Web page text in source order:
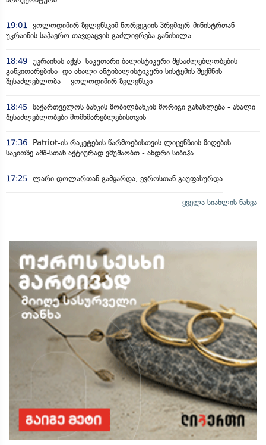
19:01 ვოლოდიმირ ზელენსკიმ ნორვეგიის პრემიერ-მინისტრთან
უკრაინის საჰაერო თავდაცვის გაძლიერება განიხილა
18:49 უკრაინას აქვს საკუთარი ბალისტიკური შესაძლებლობების
განვითარებისა და ახალი ანტიბალისტიკური სისტემის შექმნის
შესაძლებლობა - ვოლოდიმირ ზელენსკი
18:45 საქართველოს ბანკის მობილბანკის მორიგი განახლება - ახალი
შესაძლებლობები მომხმარებლებისთვის
17:36
Patriot-ის რაკეტების წარმოებისთვის ლიცენზიის მიღების
საკითზე აშშ-სთან აქტიურად ვმუშაობთ - ანდრი სიბიჰა
17:25 ლარი დოლართან გამყარდა, ევროსთან გაუფასურდა
ყველა სიახლის ნახვა